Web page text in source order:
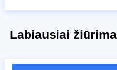
Labiausiai žiūrima